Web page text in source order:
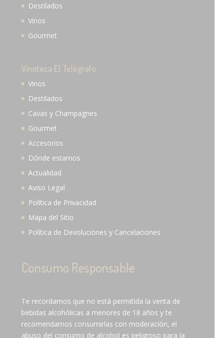
Destilados
Vinos
Gourmet
Vinoteca El Telégrafo
Vinos
Destilados
Cavas y Champagnes
Gourmet
Accesorios
Dónde estamos
Actualidad
Aviso Legal
Política de Privacidad
Mapa del Sitio
Política de Devoluciones y Cancelaciones
Consumo Responsable
Te recordamos que no está permitida la venta de
bebidas alcohólicas a menores de 18 años y te
recomendamos consumirlas con moderación, el
abuso del consumo de alcohol es peligroso para la